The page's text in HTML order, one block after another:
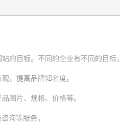
的目标。不同的企业有不同的目标
，提高品牌知名度。
图片、规格、价格等。
询等服务。